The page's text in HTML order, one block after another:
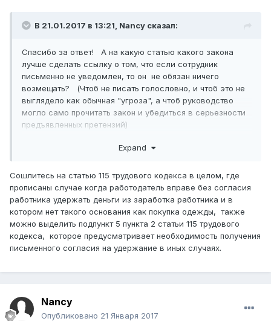
В 21.01.2017 в 13:21, Nancy сказал:
Спасибо за ответ! А на какую статью какого закона
лучше сделать ссылку о том, что если сотрудник
письменно не уведомлен, то он не обязан ничего
возмещать? (Чтоб не писать голословно, и чтоб это не
выглядело как обычная "угроза", а чтоб руководство
могло само прочитать закон и убедиться в серьезности
предъявленных претензий)
Expand
Сошлитесь на статью 115 трудового кодекса в целом, где
прописаны случае когда работодатель вправе без согласия
работника удержать деньги из заработка работника и в
котором нет такого основания как покупка одежды, также
можно выделить подпункт 5 пункта 2 статьи 115 трудового
кодекса, которое предусматривает необходимость получения
письменного согласия на удержание в иных случаях.
Nancy
Опубликовано 21 Января 2017